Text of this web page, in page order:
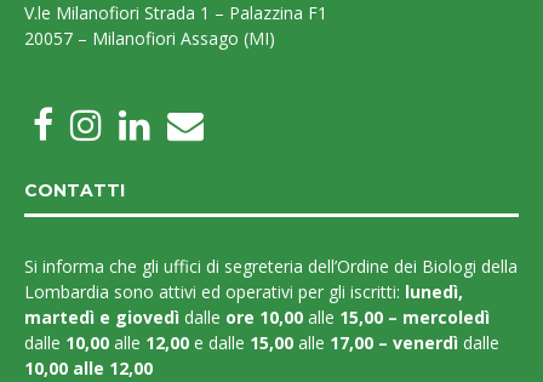
V.le Milanofiori Strada 1 – Palazzina F1
20057 – Milanofiori Assago (MI)
CONTATTI
Si informa che gli uffici di segreteria dell’Ordine dei Biologi della
Lombardia sono attivi ed operativi per gli iscritti: lunedì,
martedì e giovedì dalle ore 10,00 alle 15,00 – mercoledì
dalle 10,00 alle 12,00 e dalle 15,00 alle 17,00 – venerdì dalle
10,00 alle 12,00